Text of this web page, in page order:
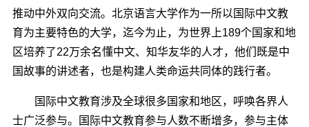
推动中外双向交流。北京语言大学作为一所以国际中文教
育为主要特色的大学，迄今为止，为世界上189个国家和地
区培养了22万余名懂中文、知华友华的人才，他们既是中
国故事的讲述者，也是构建人类命运共同体的践行者。
国际中文教育涉及全球很多国家和地区，呼唤各界人
士广泛参与。国际中文教育参与人数不断增多，参与主体